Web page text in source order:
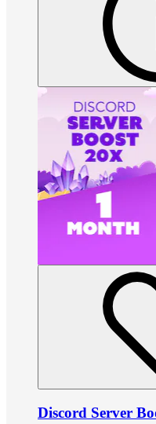
Discord Server